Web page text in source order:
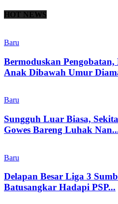
HOT NEWS
Baru
Bermoduskan Pengobatan,
Anak Dibawah Umur
Baru
Sungguh Luar Biasa,
Gowes Bareng Luhak
Baru
Delapan Besar Liga 3
Batusangkar Hadapi PSP...